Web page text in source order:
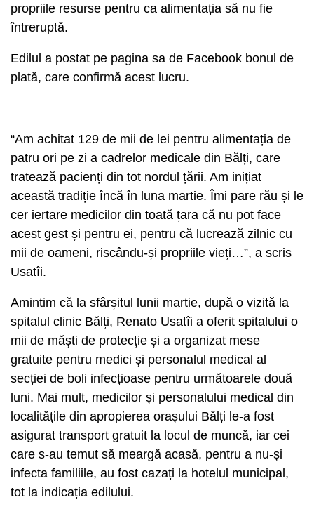
propriile resurse pentru ca alimentația să nu fie
întreruptă.
Edilul a postat pe pagina sa de Facebook bonul de
plată, care confirmă acest lucru.
“Am achitat 129 de mii de lei pentru alimentația de
patru ori pe zi a cadrelor medicale din Bălți, care
tratează pacienți din tot nordul țării. Am inițiat
această tradiție încă în luna martie. Îmi pare rău și le
cer iertare medicilor din toată țara că nu pot face
acest gest și pentru ei, pentru că lucrează zilnic cu
mii de oameni, riscându-și propriile vieți…”, a scris
Usatîi.
Amintim că la sfârșitul lunii martie, după o vizită la
spitalul clinic Bălți, Renato Usatîi a oferit spitalului o
mii de măști de protecție și a organizat mese
gratuite pentru medici și personalul medical al
secției de boli infecțioase pentru următoarele două
luni. Mai mult, medicilor și personalului medical din
localitățile din apropierea orașului Bălți le-a fost
asigurat transport gratuit la locul de muncă, iar cei
care s-au temut să meargă acasă, pentru a nu-și
infecta familiile, au fost cazați la hotelul municipal,
tot la indicația edilului.